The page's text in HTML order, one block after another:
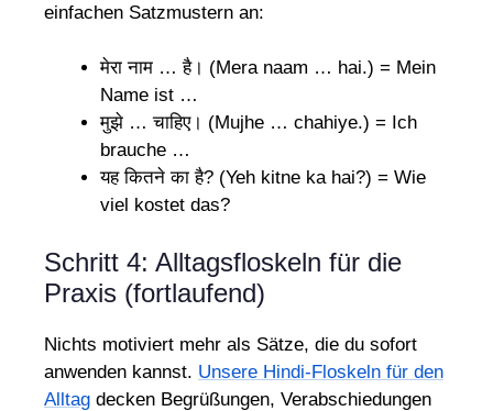
einfachen Satzmustern an:
मेरा नाम … है। (Mera naam … hai.) = Mein
Name ist …
मुझे … चाहिए। (Mujhe … chahiye.) = Ich
brauche …
यह कितने का है? (Yeh kitne ka hai?) = Wie
viel kostet das?
Schritt 4: Alltagsfloskeln für die
Praxis (fortlaufend)
Nichts motiviert mehr als Sätze, die du sofort
anwenden kannst. Unsere Hindi-Floskeln für den
Alltag decken Begrüßungen, Verabschiedungen